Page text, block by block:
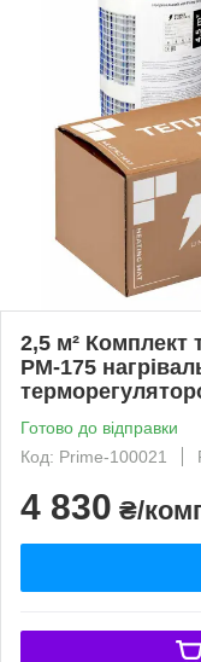
2,5 м² Комплект
PM-175
Готово до відправки
Код: Prime-100021
4 830 ₴/